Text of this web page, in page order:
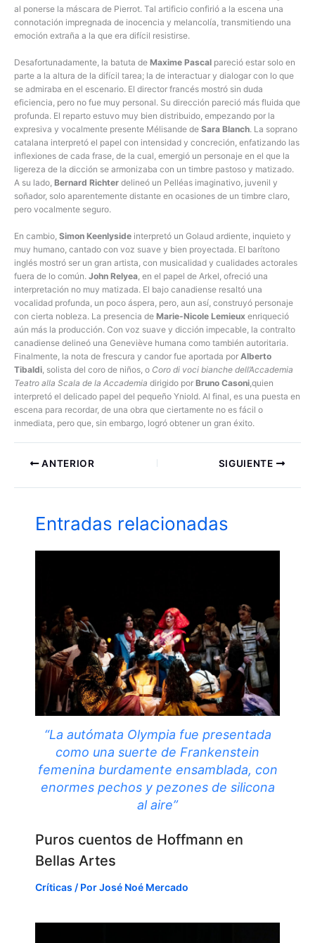
al ponerse la máscara de Pierrot. Tal artificio confirió a la escena una
connotación impregnada de inocencia y melancolía, transmitiendo una
emoción extraña a la que era difícil resistirse.
Desafortunadamente, la batuta de Maxime Pascal pareció estar solo en
parte a la altura de la difícil tarea; la de interactuar y dialogar con lo que
se admiraba en el escenario. El director francés mostró sin duda
eficiencia, pero no fue muy personal. Su dirección pareció más fluida que
profunda. El reparto estuvo muy bien distribuido, empezando por la
expresiva y vocalmente presente Mélisande de Sara Blanch. La soprano
catalana interpretó el papel con intensidad y concreción, enfatizando las
inflexiones de cada frase, de la cual, emergió un personaje en el que la
ligereza de la dicción se armonizaba con un timbre pastoso y matizado.
A su lado, Bernard Richter delineó un Pelléas imaginativo, juvenil y
soñador, solo aparentemente distante en ocasiones de un timbre claro,
pero vocalmente seguro.
En cambio, Simon Keenlyside interpretó un Golaud ardiente, inquieto y
muy humano, cantado con voz suave y bien proyectada. El barítono
inglés mostró ser un gran artista, con musicalidad y cualidades actorales
fuera de lo común. John Relyea, en el papel de Arkel, ofreció una
interpretación no muy matizada. El bajo canadiense resaltó una
vocalidad profunda, un poco áspera, pero, aun así, construyó personaje
con cierta nobleza. La presencia de Marie-Nicole Lemieux enriqueció
aún más la producción. Con voz suave y dicción impecable, la contralto
canadiense delineó una Geneviève humana como también autoritaria.
Finalmente, la nota de frescura y candor fue aportada por Alberto
Tibaldi, solista del coro de niños, o Coro di voci bianche dell’Accademia
Teatro alla Scala de la Accademia dirigido por Bruno Casoni,quien
interpretó el delicado papel del pequeño Yniold. Al final, es una puesta en
escena para recordar, de una obra que ciertamente no es fácil o
inmediata, pero que, sin embargo, logró obtener un gran éxito.
ANTERIOR SIGUIENTE
Entradas relacionadas
“La autómata Olympia fue presentada
como una suerte de Frankenstein
femenina burdamente ensamblada, con
enormes pechos y pezones de silicona
al aire”
Puros cuentos de Hoffmann en
Bellas Artes
Críticas / PorJosé Noé Mercado